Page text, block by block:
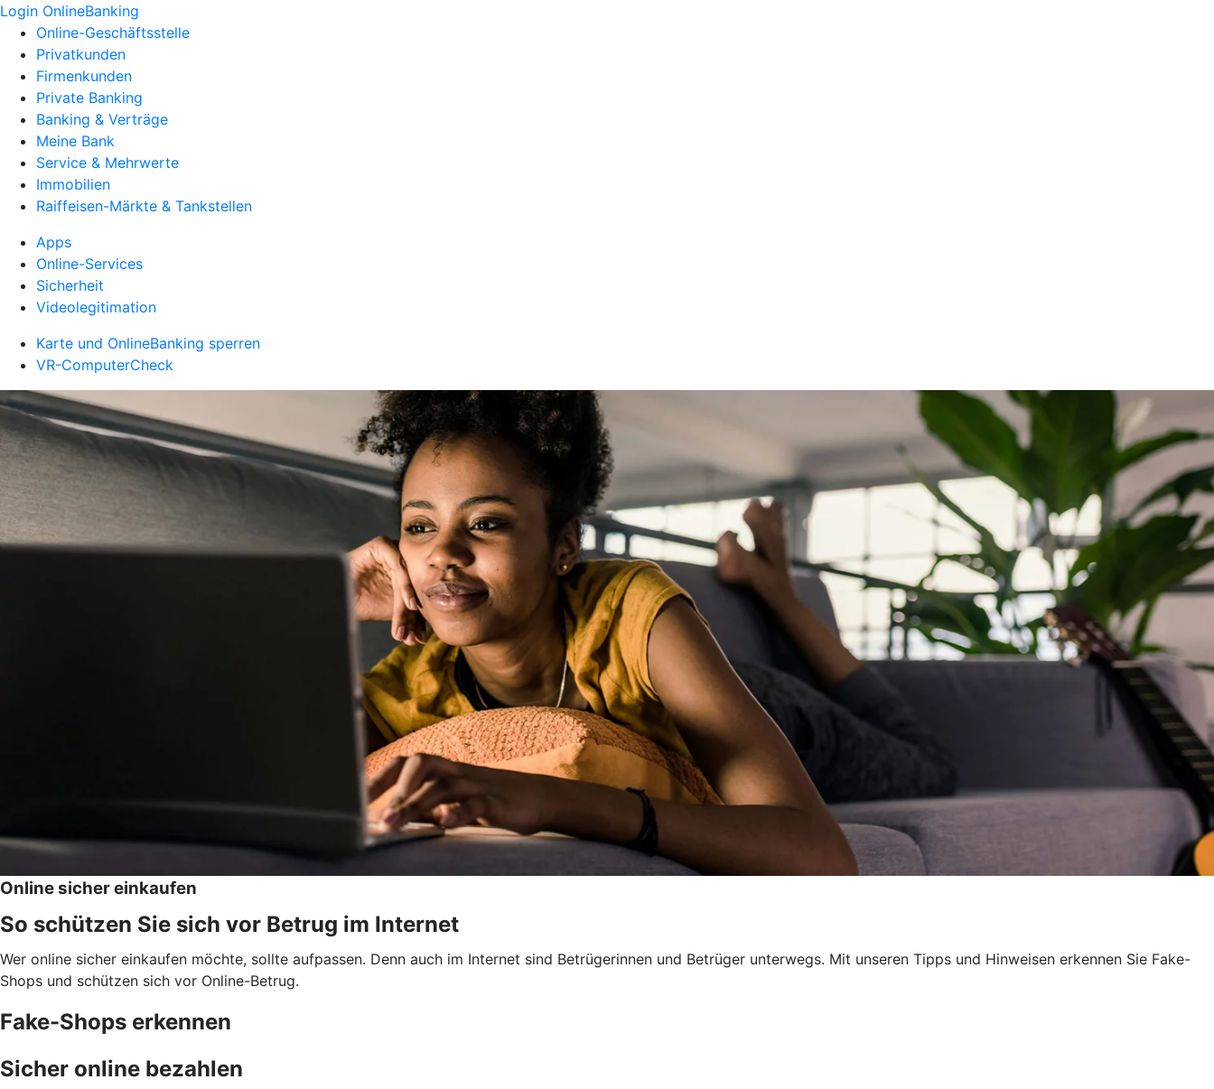
Login OnlineBanking
Online-Geschäftsstelle
Privatkunden
Firmenkunden
Private Banking
Banking & Verträge
Meine Bank
Service & Mehrwerte
Immobilien
Raiffeisen-Märkte & Tankstellen
Apps
Online-Services
Sicherheit
Videolegitimation
Karte und OnlineBanking sperren
VR-ComputerCheck
Online sicher einkaufen
So schützen Sie sich vor Betrug im Internet
Wer online sicher einkaufen möchte, sollte aufpassen. Denn auch im Internet sind Betrügerinnen und Betrüger unterwegs. Mit unseren Tipps und Hinweisen erkennen Sie Fake-
Shops und schützen sich vor Online-Betrug.
Fake-Shops erkennen
Sicher online bezahlen